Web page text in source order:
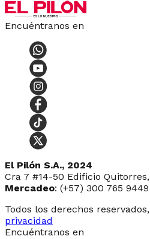
Encuéntranos en
El Pilón S.A., 2024
Cra 7 #14-50 Edificio
Mercadeo: (+57) 300 765
Todos los derechos
privacidad
Encuéntranos en